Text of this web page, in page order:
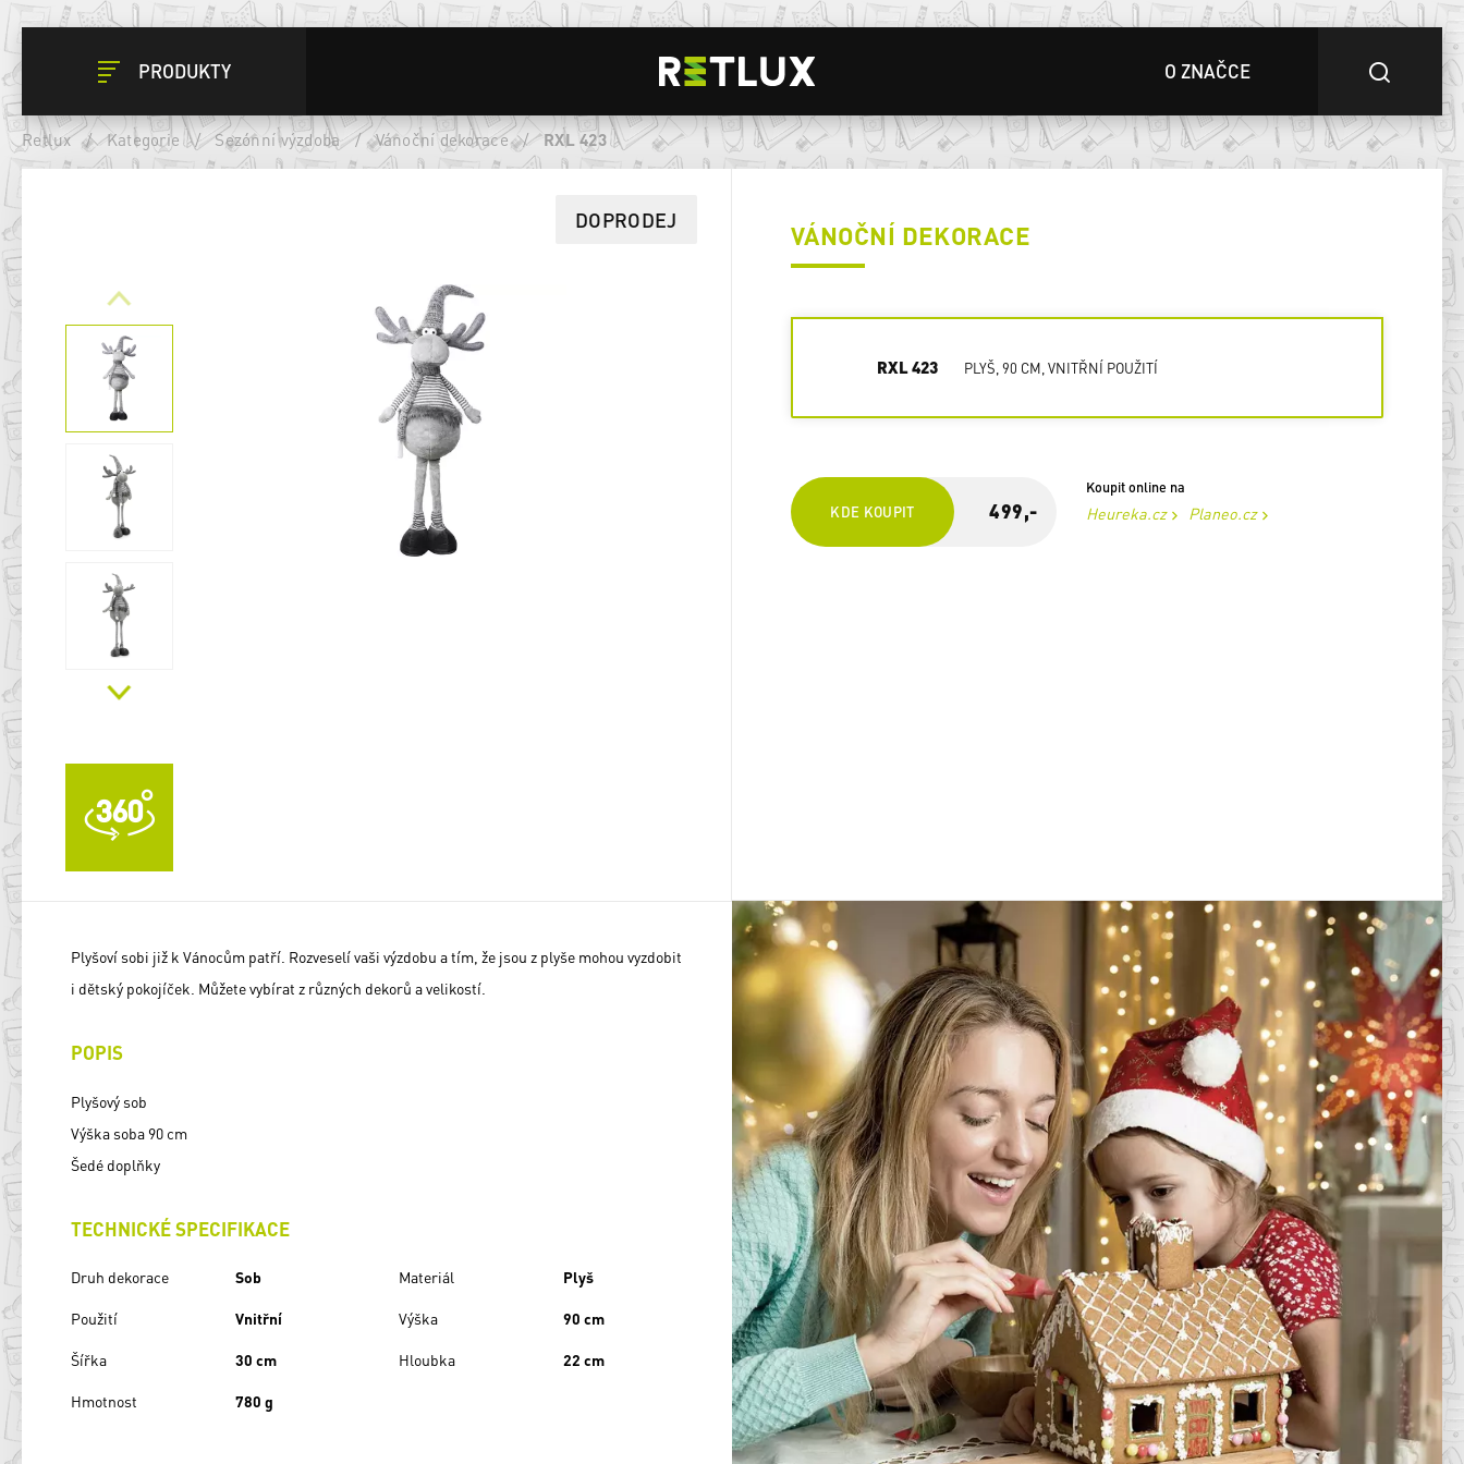
PRODUKTY O ZNAČCE
Retlux / Kategorie / Sezónní výzdoba / Vánoční dekorace / RXL 423
DOPRODEJ
VÁNOČNÍ DEKORACE
RXL 423 PLYŠ, 90 CM, VNITŘNÍ POUŽITÍ
KDE KOUPIT 499,-
Koupit online na
Heureka.cz Planeo.cz
Plyšoví sobi již k Vánocům patří. Rozveselí vaši výzdobu a tím, že jsou z plyše mohou vyzdobit
i dětský pokojíček. Můžete vybírat z různých dekorů a velikostí.
POPIS
Plyšový sob
Výška soba 90 cm
Šedé doplňky
TECHNICKÉ SPECIFIKACE
Druh dekorace Sob Materiál Plyš
Použití Vnitřní Výška 90 cm
Šířka 30 cm Hloubka 22 cm
Hmotnost 780 g